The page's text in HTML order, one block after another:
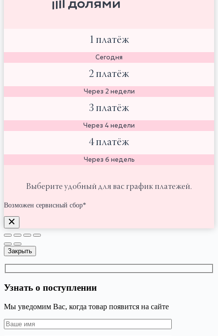
1 платёж
Сегодня
2 платёж
Через 2 недели
3 платёж
Через 4 недели
4 платёж
Через 6 недель
Выберите удобный для вас график платежей.
Возможен сервисный сбор*
Закрыть
Узнать о поступлении
Мы уведомим Вас, когда товар появится на сайте